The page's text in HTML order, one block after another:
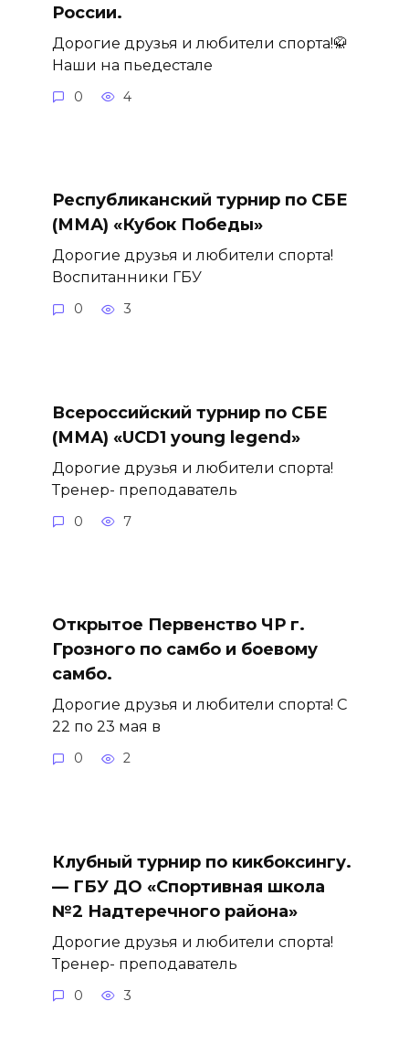
России.
Дорогие друзья и любители спорта!🥋
Наши на пьедестале
0 4
Республиканский турнир по СБЕ
(ММА) «Кубок Победы»
Дорогие друзья и любители спорта!
Воспитанники ГБУ
0 3
Всероссийский турнир по СБЕ
(ММА) «UCD1 young legend»
Дорогие друзья и любители спорта!
Тренер- преподаватель
0 7
Открытое Первенство ЧР г.
Грозного по самбо и боевому
самбо.
Дорогие друзья и любители спорта! С
22 по 23 мая в
0 2
Клубный турнир по кикбоксингу.
— ГБУ ДО «Спортивная школа
№2 Надтеречного района»
Дорогие друзья и любители спорта!
Тренер- преподаватель
0 3